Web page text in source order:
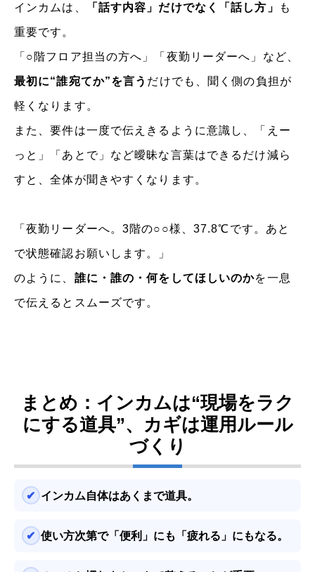
インカムは、 「話す内容」だけでなく「話し方」 も
重要です。
「○階フロア担当の方へ」「夜勤リーダーへ」など、
最初に“誰宛てか”を言う だけでも、聞く側の負担が
軽くなります。
また、要件は一度で伝えきるように意識し、「えー
っと」「あとで」など曖昧な言葉はできるだけ減ら
すと、全体が聞きやすくなります。
「夜勤リーダーへ。3階の○○様、37.8℃です。あと
で状態確認お願いします。」
のように、 誰に・誰の・何をしてほしいのかを一息
で伝えるとスムーズです。
まとめ：インカムは“現場をラク
にする道具”、カギは運用ルール
づくり
インカム自体はあくまで道具。
使い方次第で「便利」にも「疲れる」にもなる。